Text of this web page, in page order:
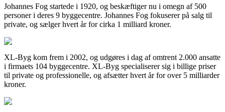
Johannes Fog startede i 1920, og beskæftiger nu i omegn af 500
personer i deres 9 byggecentre. Johannes Fog fokuserer på salg til
private, og sælger hvert år for cirka 1 milliard kroner.
XL-Byg kom frem i 2002, og udgøres i dag af omtrent 2.000 ansatte
i firmaets 104 byggecentre. XL-Byg specialiserer sig i billige priser
til private og professionelle, og afsætter hvert år for over 5 milliarder
kroner.